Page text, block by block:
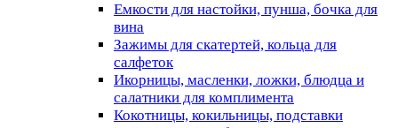
Емкости для настойки, пунша, бочка для
вина
Зажимы для скатертей, кольца для
салфеток
Икорницы, масленки, ложки, блюдца и
салатники для комплимента
Кокотницы, кокильницы, подставки